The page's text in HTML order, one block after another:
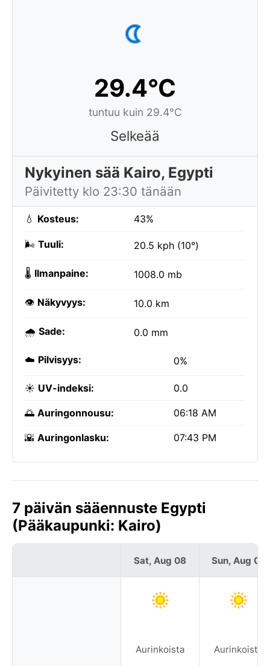
29.4°C
tuntuu kuin 29.4°C
Selkeää
Nykyinen sää Kairo, Egypti
Päivitetty klo 23:30 tänään
💧 Kosteus: 43%
🌬️ Tuuli: 20.5 kph (10°)
🌡️ Ilmanpaine: 1008.0 mb
👁️ Näkyvyys: 10.0 km
🌧️ Sade: 0.0 mm
☁️ Pilvisyys: 0%
☀️ UV-indeksi: 0.0
🌅 Auringonnousu: 06:18 AM
🌇 Auringonlasku: 07:43 PM
7 päivän sääennuste Egypti
(Pääkaupunki: Kairo)
Sat, Aug 08
Aurinkoista
Sun, Aug 09
Aurinkoista